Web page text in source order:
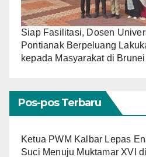
Siap Fasilitasi, Dosen
Pontianak Berpeluang
kepada Masyarakat di
Pos-pos Terbaru
Ketua PWM Kalbar Lepas
Suci Menuju Muktamar XVI